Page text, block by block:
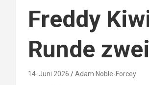
Freddy
Runde zwei
14. Juni 2026 Adam Noble-Forcey